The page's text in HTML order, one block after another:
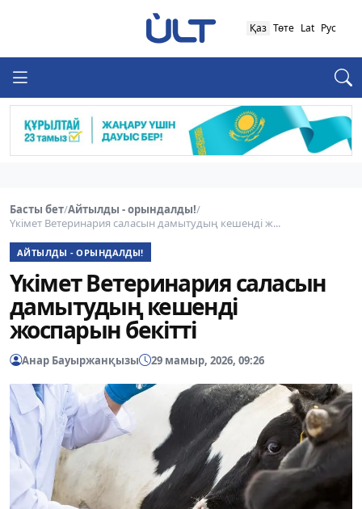
Қаз Төте Lat Рус
Басты бет/Айтылды - орындалды!/
Үкімет Ветеринария саласын дамытудың кешенді ж...
АЙТЫЛДЫ - ОРЫНДАЛДЫ!
Үкімет Ветеринария саласын
дамытудың кешенді
жоспарын бекітті
Анар Бауыржанқызы 29 мамыр, 2026, 09:26